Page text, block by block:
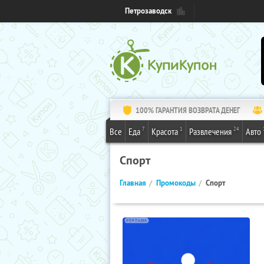
Петрозаводск
100% ГАРАНТИЯ ВОЗВРАТА ДЕНЕГ
Все Еда 7 Красота 1 Развлечения 24 Авто
Спорт
Главная Промокоды Спорт